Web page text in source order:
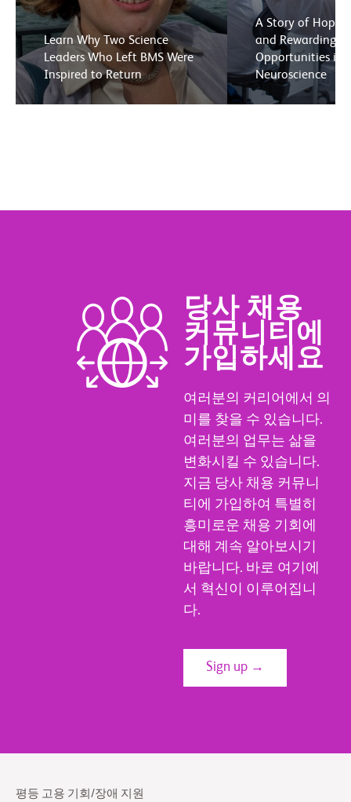
Learn Why Two Science
Leaders Who Left BMS Were
Inspired to Return
A Story of Hope
and Rewarding
Opportunities in
Neuroscience
당사 채용
커뮤니티에
가입하세요
여러분의 커리어에서 의
미를 찾을 수 있습니다.
여러분의 업무는 삶을
변화시킬 수 있습니다.
지금 당사 채용 커뮤니
티에 가입하여 특별히
흥미로운 채용 기회에
대해 계속 알아보시기
바랍니다. 바로 여기에
서 혁신이 이루어집니
다.
Sign up →
평등 고용 기회/장애 지원